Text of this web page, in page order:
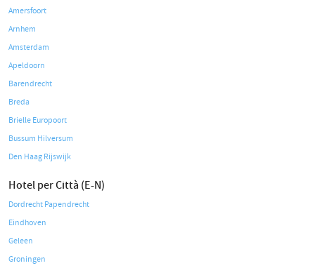
Amersfoort
Arnhem
Amsterdam
Apeldoorn
Barendrecht
Breda
Brielle Europoort
Bussum Hilversum
Den Haag Rijswijk
Hotel per Città (E-N)
Dordrecht Papendrecht
Eindhoven
Geleen
Groningen